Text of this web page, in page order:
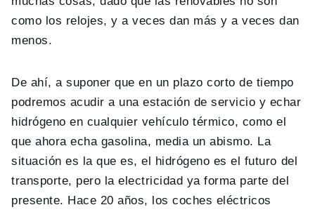
como los relojes, y a veces dan más y a veces dan
menos.
De ahí, a suponer que en un plazo corto de tiempo
podremos acudir a una estación de servicio y echar
hidrógeno en cualquier vehículo térmico, como el
que ahora echa gasolina, media un abismo. La
situación es la que es, el hidrógeno es el futuro del
transporte, pero la electricidad ya forma parte del
presente. Hace 20 años, los coches eléctricos